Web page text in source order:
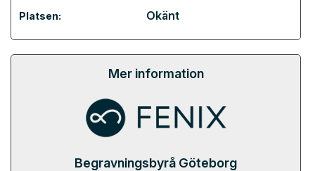
Platsen: Okänt
Mer information
Begravningsbyrå Göteborg